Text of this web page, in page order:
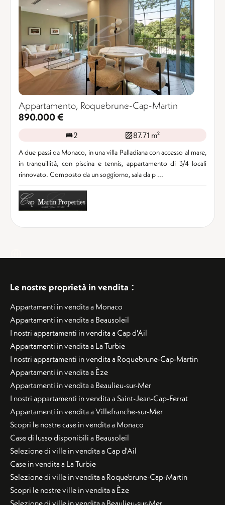
Appartamento, Roquebrune-Cap-Martin
890.000 €
2 87.71 m²
A due passi da Monaco, in una villa Palladiana con accesso al mare,
in tranquillità, con piscina e tennis, appartamento di 3/4 locali
rinnovato. Composto da un soggiorno, sala da p ...
Le nostre proprietà in vendita :
Appartamenti in vendita a Monaco
Appartamenti in vendita a Beausoleil
I nostri appartamenti in vendita a Cap d'Ail
Appartamenti in vendita a La Turbie
I nostri appartamenti in vendita a Roquebrune-Cap-Martin
Appartamenti in vendita a Èze
Appartamenti in vendita a Beaulieu-sur-Mer
I nostri appartamenti in vendita a Saint-Jean-Cap-Ferrat
Appartamenti in vendita a Villefranche-sur-Mer
Scopri le nostre case in vendita a Monaco
Case di lusso disponibili a Beausoleil
Selezione di ville in vendita a Cap d'Ail
Case in vendita a La Turbie
Selezione di ville in vendita a Roquebrune-Cap-Martin
Scopri le nostre ville in vendita a Èze
Selezione di ville in vendita a Beaulieu-sur-Mer